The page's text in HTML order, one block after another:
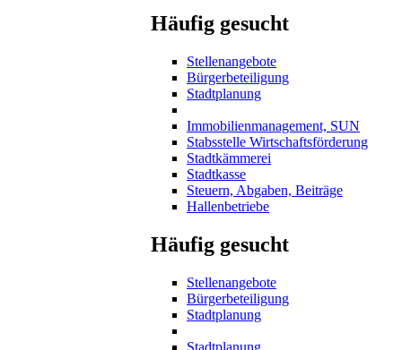
Häufig gesucht
Stellenangebote
Bürgerbeteiligung
Stadtplanung
Immobilienmanagement, SUN
Stabsstelle Wirtschaftsförderung
Stadtkämmerei
Stadtkasse
Steuern, Abgaben, Beiträge
Hallenbetriebe
Häufig gesucht
Stellenangebote
Bürgerbeteiligung
Stadtplanung
Stadtplanung